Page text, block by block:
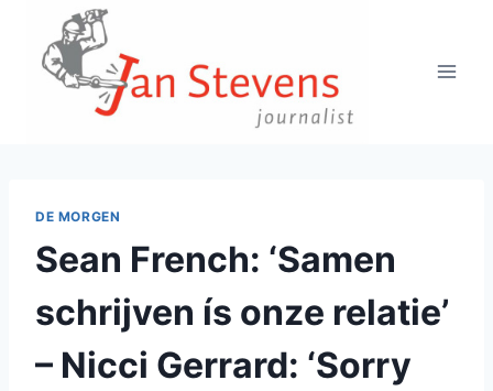
Doorgaan
inhoud
DE MORGEN
Sean French: ‘Samen
schrijven ís onze relatie’
– Nicci Gerrard: ‘Sorry